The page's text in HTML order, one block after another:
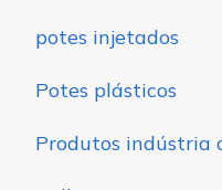
potes injetados
Potes plásticos
Produtos indústria